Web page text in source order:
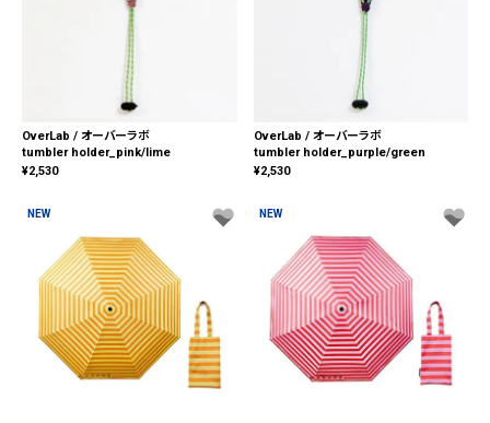
OverLab / オーバーラボ
tumbler holder_pink/lime
¥2,530
OverLab / オーバーラボ
tumbler holder_purple/green
¥2,530
NEW NEW